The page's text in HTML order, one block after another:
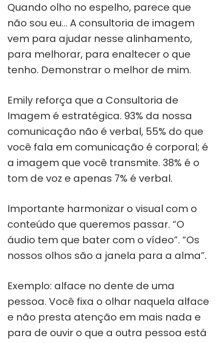
Quando olho no espelho, parece que
não sou eu… A consultoria de imagem
vem para ajudar nesse alinhamento,
para melhorar, para enaltecer o que
tenho. Demonstrar o melhor de mim.
Emily reforça que a Consultoria de
Imagem é estratégica. 93% da nossa
comunicação não é verbal, 55% do que
você fala em comunicação é corporal; é
a imagem que você transmite. 38% é o
tom de voz e apenas 7% é verbal.
Importante harmonizar o visual com o
conteúdo que queremos passar. “O
áudio tem que bater com o vídeo”. “Os
nossos olhos são a janela para a alma”.
Exemplo: alface no dente de uma
pessoa. Você fixa o olhar naquela alface
e não presta atenção em mais nada e
para de ouvir o que a outra pessoa está